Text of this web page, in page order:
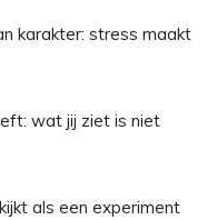
karakter: stress maakt
wat jij ziet is niet
als een experiment